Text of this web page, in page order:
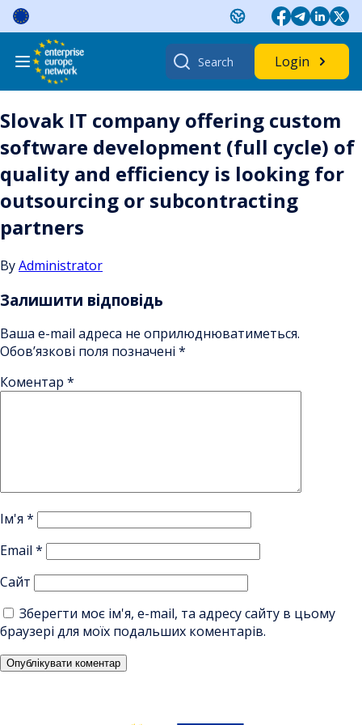
Skip
content
Search
for:
Login
Slovak IT company offering custom
software development (full cycle) of
quality and efficiency is looking for
outsourcing or subcontracting
partners
ByAdministrator
Залишити відповідь
Ваша e-mail адреса не оприлюднюватиметься.
Обов’язкові поля позначені *
Коментар *
Ім'я *
Email *
Сайт
Зберегти моє ім'я, e-mail, та адресу сайту в цьому
браузері для моїх подальших коментарів.